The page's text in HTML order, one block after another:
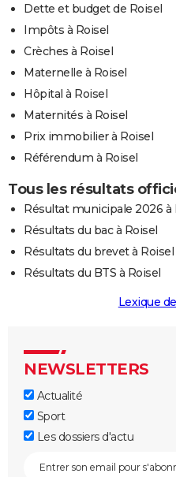
Dette et budget de Roisel
Impôts à Roisel
Crèches à Roisel
Maternelle à Roisel
Hôpital à Roisel
Maternités à Roisel
Prix immobilier à Roisel
Référendum à Roisel
Tous les résultats
Résultat municipale 2026 à
Résultats du bac à Roisel
Résultats du brevet à Roisel
Résultats du BTS à Roisel
Lexique
NEWSLETTERS
Actualité
Sport
Les dossiers d'actu